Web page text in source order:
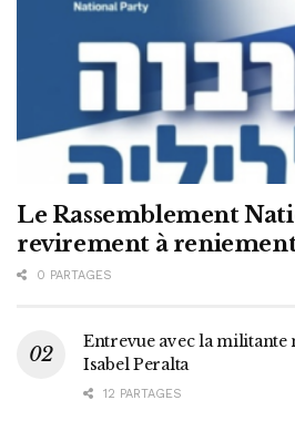
Le Rassemblement
revirement à
0 PARTAGES
Entrevue avec la militante
Isabel Peralta
12 PARTAGES